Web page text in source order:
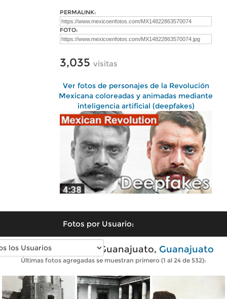
PERMALINK:
FOTO:
3,035 visitas
Ver fotos de personajes de la Revolución
Mexicana coloreadas y animadas mediante
inteligencia artificial (deepfakes)
Fotos por Usuario:
Fotos antiguas de Guanajuato, Guanajuato
Últimas fotos agregadas se muestran primero (1 al 24 de 532):